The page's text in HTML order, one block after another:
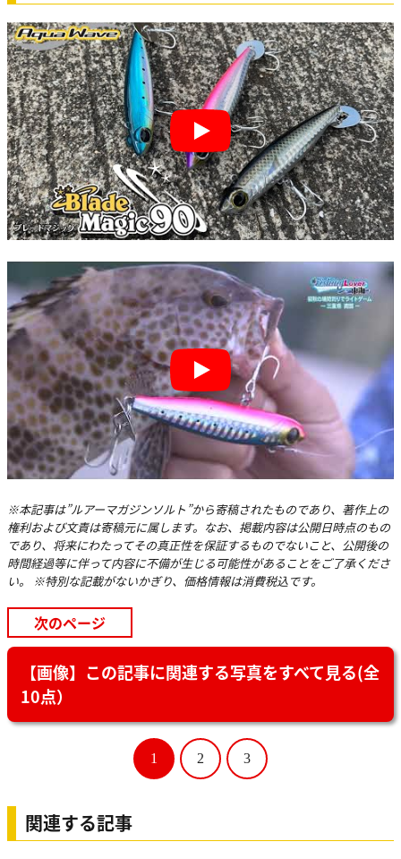
Play
Play
※本記事は”ルアーマガジンソルト”から寄稿されたものであり、著作上の
権利および文責は寄稿元に属します。なお、掲載内容は公開日時点のもの
であり、将来にわたってその真正性を保証するものでないこと、公開後の
時間経過等に伴って内容に不備が生じる可能性があることをご了承くださ
い。 ※特別な記載がないかぎり、価格情報は消費税込です。
次のページ
【画像】この記事に関連する写真をすべて見る(全
10点）
1 2 3
関連する記事